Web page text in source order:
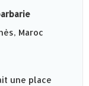
Maroc
une place